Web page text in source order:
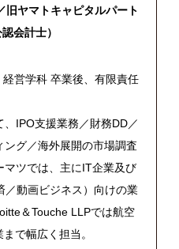
ヤマトキャピタルパート
会計士）
営学科 卒業後、有限責任
IPO支援業務／財務DD／
グ／海外展開の市場調査
マツでは、主にIT企業及び
／動画ビジネス）向けの業
＆Touche LLPでは航空
で幅広く担当。